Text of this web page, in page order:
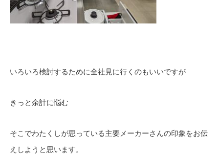
いろいろ検討するために全社見に行くのもいいですが
きっと余計に悩む
そこでわたくしが思っている主要メーカーさんの印象をお伝
えしようと思います。